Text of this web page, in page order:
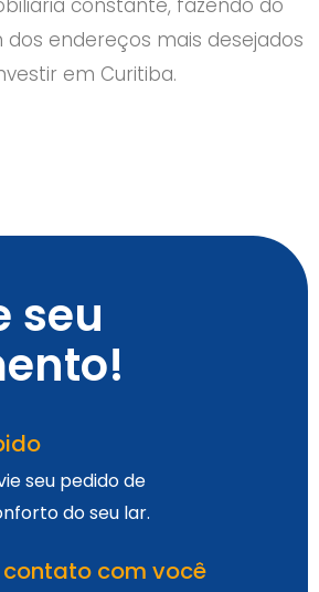
constante, fazendo do
dos endereços mais desejados
em Curitiba.
seu
seu pedido de
do seu lar.
contato com você